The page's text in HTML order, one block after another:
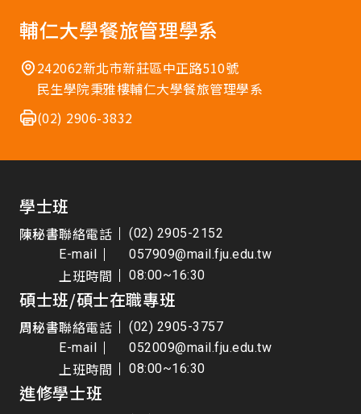
輔仁大學餐旅管理學系
242062新北市新莊區中正路510號
民生學院秉雅樓輔仁大學餐旅管理學系
(02) 2906-3832
學士班
陳秘書聯絡電話
(02) 2905-2152
E-mail
057909@mail.fju.edu.tw
上班時間 08:00~16:30
碩士班/碩士在職專班
周秘書聯絡電話
(02) 2905-3757
E-mail
052009@mail.fju.edu.tw
上班時間 08:00~16:30
進修學士班